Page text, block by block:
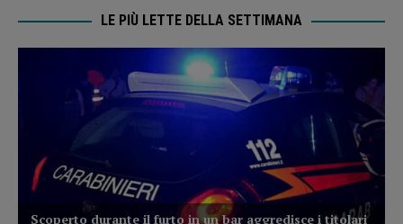
LE PIÙ LETTE DELLA SETTIMANA